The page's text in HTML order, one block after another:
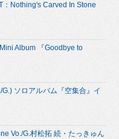
：Nothing's Carved In Stone
Album 『Goodbye to
ソロアルバム『空集合』イ
Vo./G.村松拓 続・たっきゅん